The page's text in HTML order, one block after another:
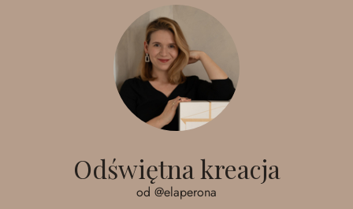
Odświętna kreacja
od @elaperona